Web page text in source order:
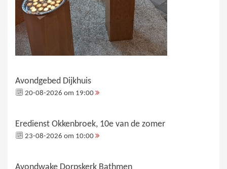
Avondgebed Dijkhuis
20-08-2026 om 19:00
Eredienst Okkenbroek, 10e van de zomer
23-08-2026 om 10:00
Avondwake Dorpskerk Bathmen